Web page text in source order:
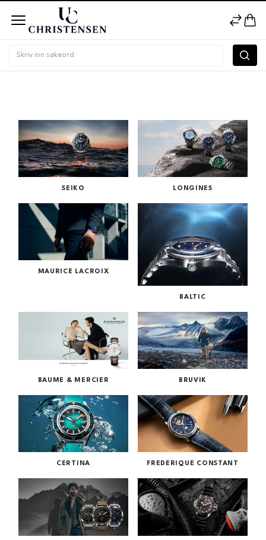
Merke
SEIKO LONGINES
MAURICE LACROIX
BALTIC
BAUME & MERCIER BRUVIK
CERTINA FREDERIQUE CONSTANT